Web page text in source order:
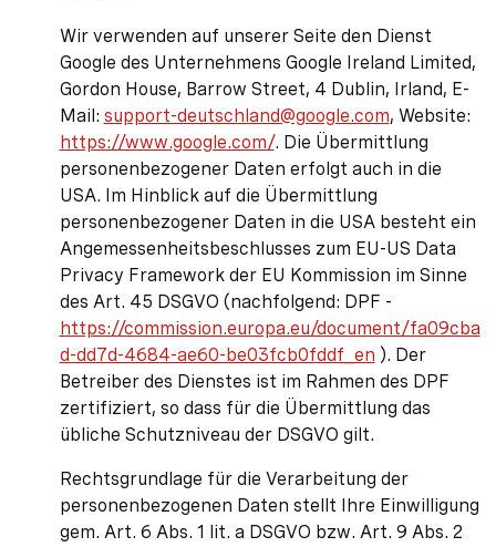
Wir verwenden auf unserer Seite den Dienst
Google des Unternehmens Google Ireland Limited,
Gordon House, Barrow Street, 4 Dublin, Irland, E-
Mail: support-deutschland@google.com, Website:
https://www.google.com/. Die Übermittlung
personenbezogener Daten erfolgt auch in die
USA. Im Hinblick auf die Übermittlung
personenbezogener Daten in die USA besteht ein
Angemessenheitsbeschlusses zum EU-US Data
Privacy Framework der EU Kommission im Sinne
des Art. 45 DSGVO (nachfolgend: DPF -
https://commission.europa.eu/document/fa09cba
d-dd7d-4684-ae60-be03fcb0fddf_en ). Der
Betreiber des Dienstes ist im Rahmen des DPF
zertifiziert, so dass für die Übermittlung das
übliche Schutzniveau der DSGVO gilt.
Rechtsgrundlage für die Verarbeitung der
personenbezogenen Daten stellt Ihre Einwilligung
gem. Art. 6 Abs. 1 lit. a DSGVO bzw. Art. 9 Abs. 2